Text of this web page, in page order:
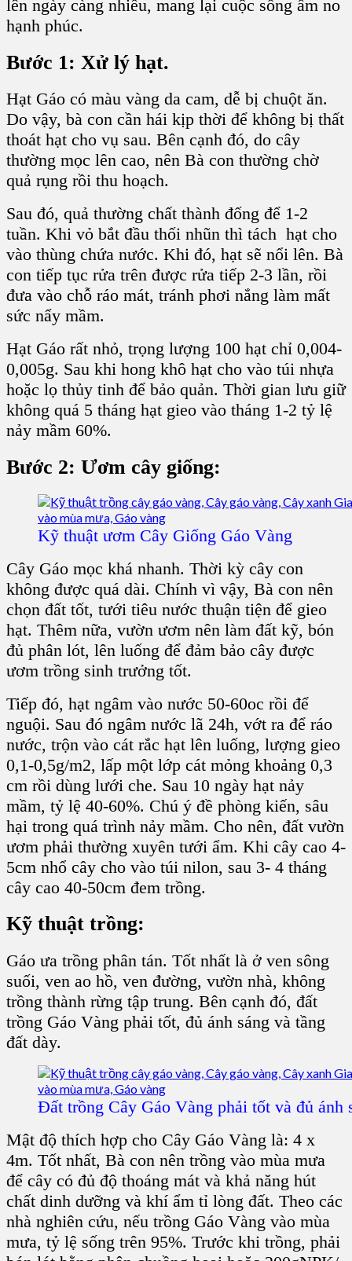
lên ngày càng nhiều, mang lại cuộc sống ấm no
hạnh phúc.
Bước 1: Xử lý hạt.
Hạt Gáo có màu vàng da cam, dễ bị chuột ăn.
Do vậy, bà con cần hái kịp thời để không bị thất
thoát hạt cho vụ sau. Bên cạnh đó, do cây
thường mọc lên cao, nên Bà con thường chờ
quả rụng rồi thu hoạch.
Sau đó, quả thường chất thành đống để 1-2
tuần. Khi vỏ bắt đầu thối nhũn thì tách hạt cho
vào thùng chứa nước. Khi đó, hạt sẽ nổi lên. Bà
con tiếp tục rửa trên được rửa tiếp 2-3 lần, rồi
đưa vào chỗ ráo mát, tránh phơi nắng làm mất
sức nẩy mầm.
Hạt Gáo rất nhỏ, trọng lượng 100 hạt chỉ 0,004-
0,005g. Sau khi hong khô hạt cho vào túi nhựa
hoặc lọ thủy tinh để bảo quản. Thời gian lưu giữ
không quá 5 tháng hạt gieo vào tháng 1-2 tỷ lệ
nảy mầm 60%.
Bước 2: Ươm cây giống:
Kỹ thuật ươm Cây Giống Gáo Vàng
Cây Gáo mọc khá nhanh. Thời kỳ cây con
không được quá dài. Chính vì vậy, Bà con nên
chọn đất tốt, tưới tiêu nước thuận tiện để gieo
hạt. Thêm nữa, vườn ươm nên làm đất kỹ, bón
đủ phân lót, lên luống để đảm bảo cây được
ươm trồng sinh trưởng tốt.
Tiếp đó, hạt ngâm vào nước 50-60oc rồi để
nguội. Sau đó ngâm nước lã 24h, vớt ra để ráo
nước, trộn vào cát rắc hạt lên luống, lượng gieo
0,1-0,5g/m2, lấp một lớp cát mỏng khoảng 0,3
cm rồi dùng lưới che. Sau 10 ngày hạt nảy
mầm, tỷ lệ 40-60%. Chú ý đề phòng kiến, sâu
hại trong quá trình nảy mầm. Cho nên, đất vườn
ươm phải thường xuyên tưới ẩm. Khi cây cao 4-
5cm nhổ cây cho vào túi nilon, sau 3- 4 tháng
cây cao 40-50cm đem trồng.
Kỹ thuật trồng:
Gáo ưa trồng phân tán. Tốt nhất là ở ven sông
suối, ven ao hồ, ven đường, vườn nhà, không
trồng thành rừng tập trung. Bên cạnh đó, đất
trồng Gáo Vàng phải tốt, đủ ánh sáng và tầng
đất dày.
Đất trồng Cây Gáo Vàng phải tốt và đủ ánh
Mật độ thích hợp cho Cây Gáo Vàng là: 4 x
4m. Tốt nhất, Bà con nên trồng vào mùa mưa
để cây có đủ độ thoáng mát và khả năng hút
chất dinh dưỡng và khí ẩm tỉ lòng đất. Theo các
nhà nghiên cứu, nếu trồng Gáo Vàng vào mùa
mưa, tỷ lệ sống trên 95%. Trước khi trồng, phải